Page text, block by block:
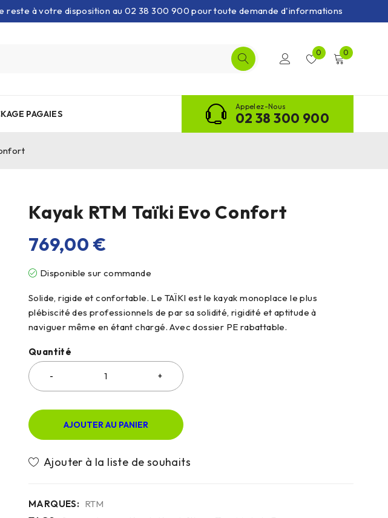
à votre disposition au 02 38 300 900 pour toute demande d'informations
0 0
PAGAIES
Appelez-Nous
02 38 300 900
Kayak RTM Taïki Evo Confort
769,00€
Disponible sur commande
Solide, rigide et confortable. Le TAÏKI est le kayak monoplace le plus
plébiscité des professionnels de par sa solidité, rigidité et aptitude à
naviguer même en étant chargé. Avec dossier PE rabattable.
Quantité
AJOUTER AU PANIER
MARQUES: RTM